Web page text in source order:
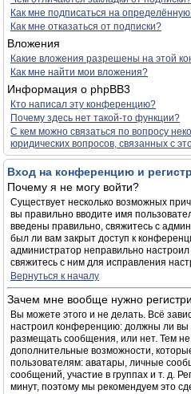
Как мне подписаться на
Как мне отказаться от подписки?
Вложения
Какие вложения разрешены на этой
Как мне найти мои вложения?
Информация о phpBB3
Кто написал эту конференцию?
Почему здесь нет такой-то функции?
С кем можно связаться по вопросу
юридических вопросов, связанных с
Вход на конференцию и
Почему я не могу войти?
Существует несколько возможных
вы правильно вводите имя
введены правильно, свяжитесь с
был ли вам закрыт доступ к
администратор неправильно
свяжитесь с ним для исправления
Вернуться к началу
Зачем мне вообще нужно
Вы можете этого и не делать. Всё
настроил конференцию: должны ли вы
размещать сообщения, или нет. Тем
дополнительные возможности,
пользователям: аватары, личные
сообщений, участие в группах и т. д.
минут, поэтому мы рекомендуем это